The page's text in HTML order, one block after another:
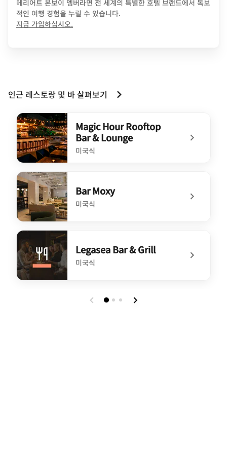
메리어트 본보이 멤버라면 전 세계의 특별한 호텔 브랜드에서 독보
적인 여행 경험을 누릴 수 있습니다.
지금 가입하십시오.
인근 레스토랑 및 바 살펴보기
Magic Hour Rooftop
Bar & Lounge
미국식
undefined Magic Hour Rooftop Bar & Lounge
Bar Moxy
미국식
undefined Bar Moxy
Legasea Bar & Grill
미국식
undefined Legasea Bar & Grill